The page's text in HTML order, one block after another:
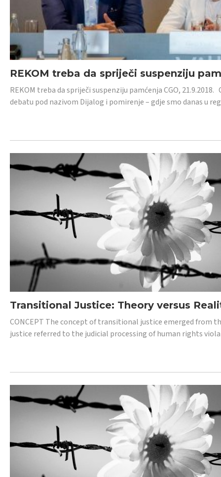
REKOM treba da spriječi suspenziju
REKOM treba da spriječi suspenziju pamćenja CGO,
debatu pod nazivom Dijalog i pomirenje – gdje smo danas u
Transitional Justice: Theory versus
CONCEPT The concept of transitional justice emerged
justice referred to the judicial processing of human rights